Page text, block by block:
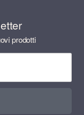
prodotti